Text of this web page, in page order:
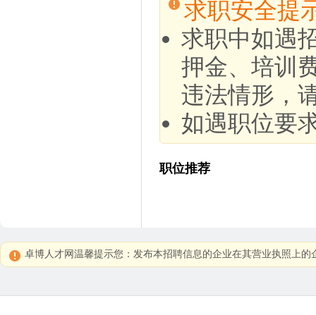
求职安全提
求职中如遇
押金、培训
违法情形，
如遇职位要
职位推荐
卓博人才网温馨提示您：发布本招聘信息的企业在其营业执照上的